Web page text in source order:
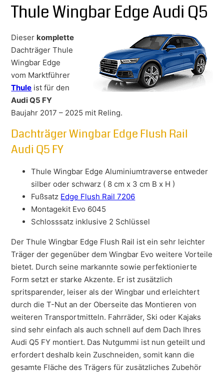
Thule Wingbar Edge Audi Q5
Dieser komplette
Dachträger Thule
Wingbar Edge
vom Marktführer
Thule ist für den
Audi Q5 FY
Baujahr 2017 – 2025 mit Reling.
Dachträger Wingbar Edge Flush Rail
Audi Q5 FY
Thule Wingbar Edge Aluminiumtraverse entweder
silber oder schwarz ( 8 cm x 3 cm B x H )
Fußsatz Edge Flush Rail 7206
Montagekit Evo 6045
Schlosssatz inklusive 2 Schlüssel
Der Thule Wingbar Edge Flush Rail ist ein sehr leichter
Träger der gegenüber dem Wingbar Evo weitere Vorteile
bietet. Durch seine markannte sowie perfektionierte
Form setzt er starke Akzente. Er ist zusätzlich
spritsparender, leiser als der Wingbar und erleichtert
durch die T-Nut an der Oberseite das Montieren von
weiteren Transportmitteln. Fahrräder, Ski oder Kajaks
sind sehr einfach als auch schnell auf dem Dach Ihres
Audi Q5 FY montiert. Das Nutgummi ist nun geteilt und
erfordert deshalb kein Zuschneiden, somit kann die
gesamte Fläche des Trägers für zusätzliches Zubehör